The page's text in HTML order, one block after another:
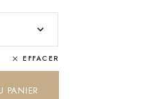
EFFACER
PANIER